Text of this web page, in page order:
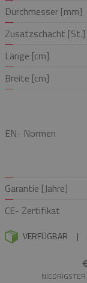
Durchmesser [mm]
Zusatzschacht [St.]
Länge [cm]
Breite [cm]
EN- Normen
Garantie [Jahre]
CE- Zertifikat
VERFÜGBAR |